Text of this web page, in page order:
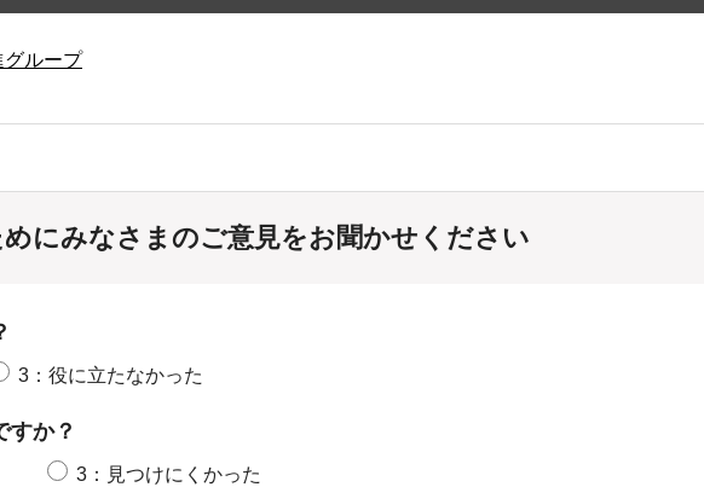
グループ
にみなさまのご意見をお聞かせください
3：役に立たなかった
すか？
3：見つけにくかった